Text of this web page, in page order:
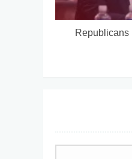
Republicans